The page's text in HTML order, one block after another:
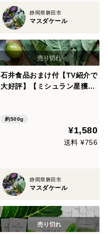
静岡県磐田市
マスダケール
石井食品おまけ付【TV紹介で
大好評】【ミシュラン星獲得
性表示食品】ソフトケールG
ABA（500g）静岡県磐田市
約500g
¥1,580
送料 ¥756
静岡県磐田市
マスダケール